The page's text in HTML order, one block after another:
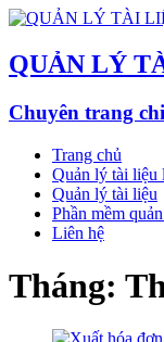
QUẢN LÝ
Chuyên trang
Trang chủ
Quản lý tài liệu
Quản lý tài liệu
Phần mềm
Liên hệ
Tháng: